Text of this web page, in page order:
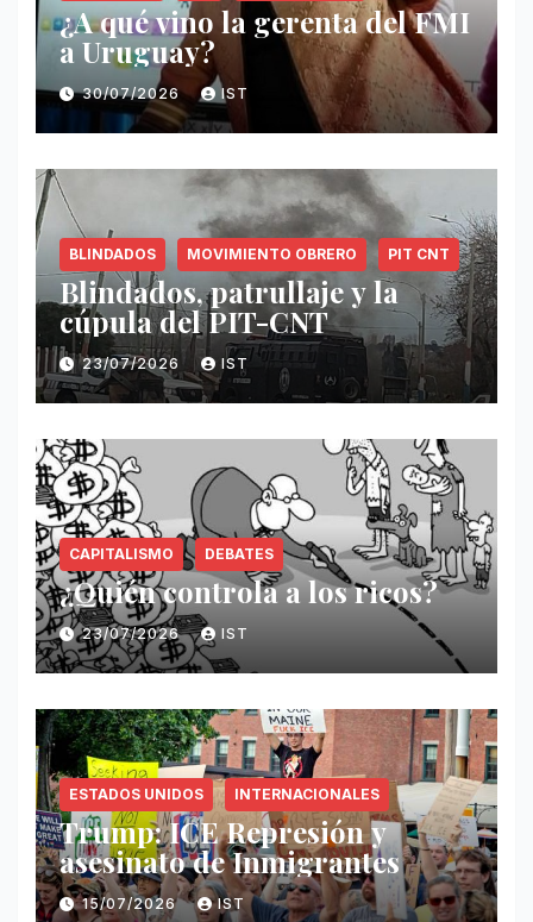
¿A qué vino la gerenta del FMI
a Uruguay?
30/07/2026 IST
BLINDADOS MOVIMIENTO OBRERO PIT CNT
Blindados, patrullaje y la
cúpula del PIT-CNT
23/07/2026 IST
CAPITALISMO DEBATES
¿Quién controla a los ricos?
23/07/2026 IST
ESTADOS UNIDOS INTERNACIONALES
Trump: ICE Represión y
asesinato de Inmigrantes
15/07/2026 IST